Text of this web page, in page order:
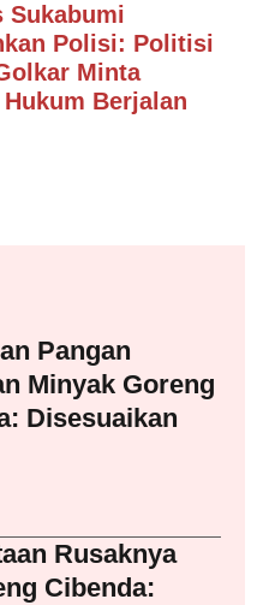
Sukabumi
Polisi: Politisi
Minta
Berjalan
Pangan
Minyak Goreng
Disesuaikan
Rusaknya
Cibenda: